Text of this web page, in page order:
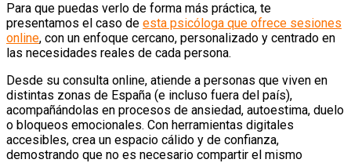
Para que puedas verlo de forma más práctica, te
presentamos el caso de esta psicóloga que ofrece sesiones
online, con un enfoque cercano, personalizado y centrado en
las necesidades reales de cada persona.
Desde su consulta online, atiende a personas que viven en
distintas zonas de España (e incluso fuera del país),
acompañándolas en procesos de ansiedad, autoestima, duelo
o bloqueos emocionales. Con herramientas digitales
accesibles, crea un espacio cálido y de confianza,
demostrando que no es necesario compartir el mismo